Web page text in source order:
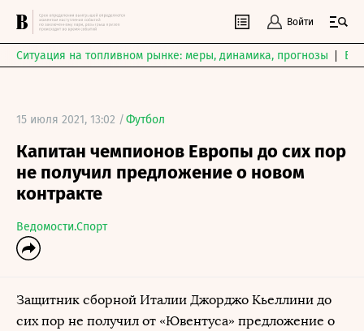
Войти
Ситуация на топливном рынке: меры, динамика, прогнозы
15 июля 2021, 13:02 /Футбол
Капитан чемпионов Европы до сих пор
не получил предложение о новом
контракте
Ведомости.Спорт
Защитник сборной Италии Джорджо Кьеллини до
сих пор не получил от «Ювентуса» предложение о